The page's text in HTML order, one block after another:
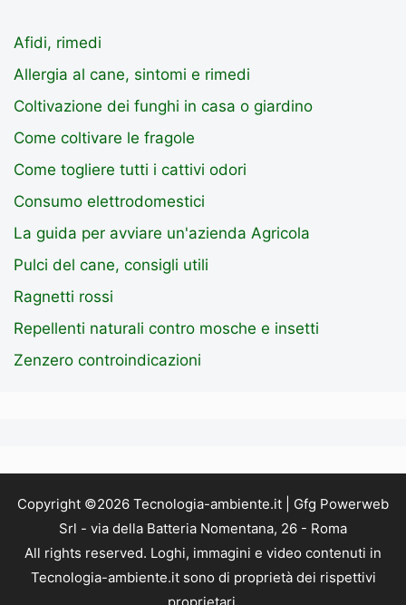
Afidi, rimedi
Allergia al cane, sintomi e rimedi
Coltivazione dei funghi in casa o giardino
Come coltivare le fragole
Come togliere tutti i cattivi odori
Consumo elettrodomestici
La guida per avviare un'azienda Agricola
Pulci del cane, consigli utili
Ragnetti rossi
Repellenti naturali contro mosche e insetti
Zenzero controindicazioni
Copyright ©2026 Tecnologia-ambiente.it | Gfg Powerweb
Srl - via della Batteria Nomentana, 26 - Roma
All rights reserved. Loghi, immagini e video contenuti in
Tecnologia-ambiente.it sono di proprietà dei rispettivi